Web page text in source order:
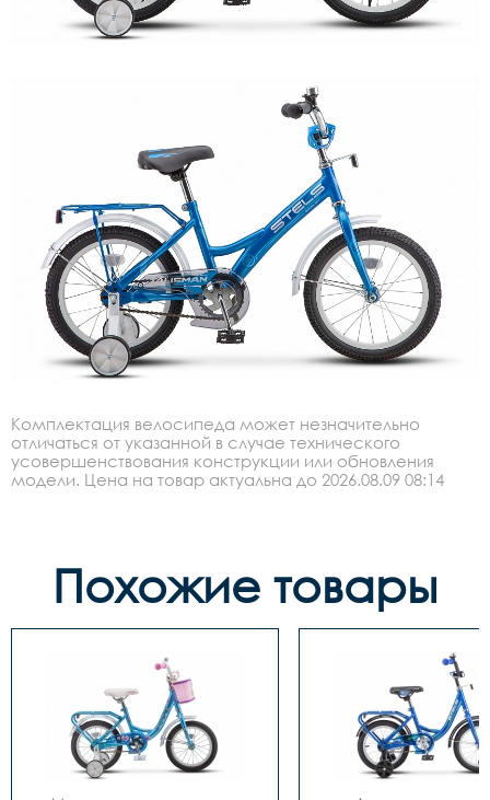
Комплектация велосипеда может незначительно
отличаться от указанной в случае технического
усовершенствования конструкции или обновления
модели. Цена на товар актуальна до 2026.08.09 08:14
Похожие товары